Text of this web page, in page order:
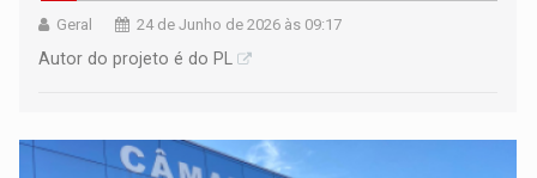
Geral 24 de Junho de 2026 às 09:17
Autor do projeto é do PL